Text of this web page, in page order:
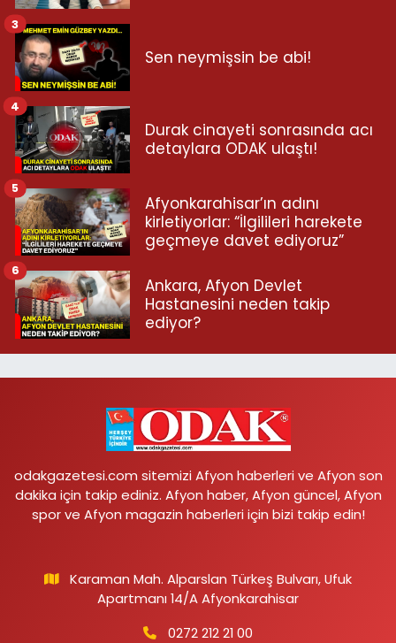
Sen neymişsin be abi!
3
Durak cinayeti sonrasında acı
detaylara ODAK ulaştı!
4
Afyonkarahisar’ın adını
kirletiyorlar: “İlgilileri harekete
geçmeye davet ediyoruz”
5
Ankara, Afyon Devlet
Hastanesini neden takip
ediyor?
6
odakgazetesi.com sitemizi Afyon haberleri ve Afyon son
dakika için takip ediniz. Afyon haber, Afyon güncel, Afyon
spor ve Afyon magazin haberleri için bizi takip edin!
Karaman Mah. Alparslan Türkeş Bulvarı, Ufuk
Apartmanı 14/A Afyonkarahisar
0272 212 21 00